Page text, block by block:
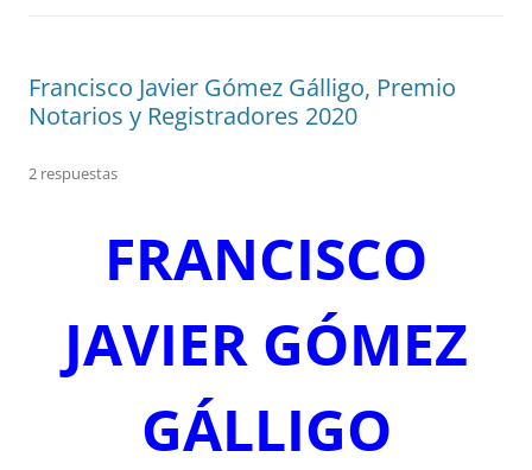
Francisco Javier Gómez Gálligo, Premio
Notarios y Registradores 2020
2 respuestas
FRANCISCO
JAVIER GÓMEZ
GÁLLIGO